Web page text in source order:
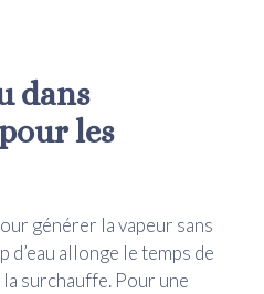
dans
les
générer la vapeur sans
d’eau allonge le temps de
surchauffe. Pour une